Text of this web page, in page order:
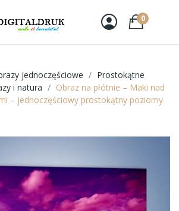
0
jednoczęściowe
Prostokątne
i natura
Obraz na płótnie – Maki nad
– jednoczęściowy prostokątny poziomy